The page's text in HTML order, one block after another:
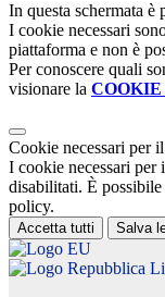
In questa schermata è
I cookie necessari
piattaforma e non è
Per conoscere quali
visionare la
Cookie necessari per
I cookie necessari per
disabilitati. È
policy.
Accetta tutti Salva